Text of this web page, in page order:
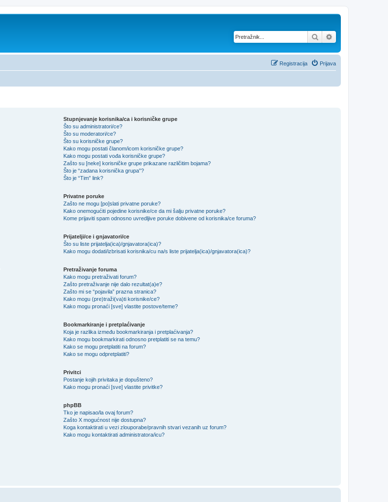
Pretražnik
Prijava
Registracija
Stupnjevanje korisnika/ca i korisničke grupe
Što su administratori/ce?
Što su moderatori/ce?
Što su korisničke grupe?
Kako mogu postati članom/icom korisničke grupe?
Kako mogu postati vođa korisničke grupe?
Zašto su [neke] korisničke grupe prikazane različitim bojama?
Što je “zadana korisnička grupa”?
Što je “Tim” link?
Privatne poruke
Zašto ne mogu [po]slati privatne poruke?
Kako onemogućiti pojedine korisnike/ce da mi šalju privatne poruke?
Kome prijaviti spam odnosno uvredljive poruke dobivene od korisnika/ce foruma?
Prijatelji/ce i gnjavatori/ce
Što su liste prijatelja(ica)/gnjavatora(ica)?
Kako mogu dodati/izbrisati korisnika/cu na/s liste prijatelja(ica)/gnjavatora(ica)?
Pretraživanje foruma
Kako mogu pretraživati forum?
Zašto pretraživanje nije dalo rezultat(a)e?
Zašto mi se “pojavila” prazna stranica?
Kako mogu (pre)traži(va)ti korisnike/ce?
Kako mogu pronaći [sve] vlastite postove/teme?
Bookmarkiranje i pretplaćivanje
Koja je razlika između bookmarkiranja i pretplaćivanja?
Kako mogu bookmarkirati odnosno pretplatiti se na temu?
Kako se mogu pretplatiti na forum?
Kako se mogu odpretplatiti?
Privitci
Postanje kojih privitaka je dopušteno?
Kako mogu pronaći [sve] vlastite privitke?
phpBB
Tko je napisao/la ovaj forum?
Zašto X mogućnost nije dostupna?
Koga kontaktirati u vezi zlouporabe/pravnih stvari vezanih uz forum?
Kako mogu kontaktirati administratora/icu?